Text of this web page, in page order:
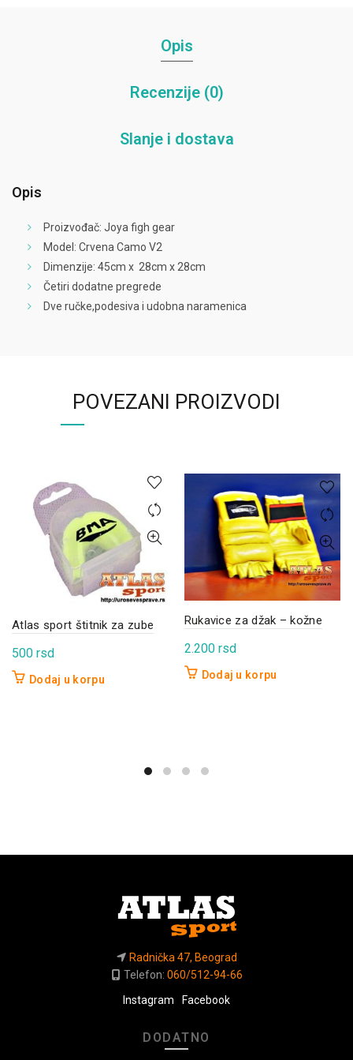
Opis
Recenzije (0)
Slanje i dostava
Opis
Proizvođač: Joya figh gear
Model: Crvena Camo V2
Dimenzije: 45cm x 28cm x 28cm
Četiri dodatne pregrede
Dve ručke,podesiva i udobna naramenica
POVEZANI PROIZVODI
Atlas sport štitnik za zube
500 rsd
Dodaj u korpu
Rukavice za džak – kožne
2.200 rsd
Dodaj u korpu
Radnička 47, Beograd
Telefon: 060/512-94-66
Instagram
Facebook
DODATNO